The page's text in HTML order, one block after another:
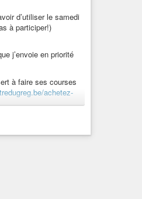
d’utiliser le samedi
à participer!)
j’envoie en priorité
à faire ses courses
achetez-
n’avais pas su